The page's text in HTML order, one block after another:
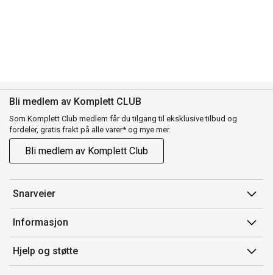
Bli medlem av Komplett CLUB
Som Komplett Club medlem får du tilgang til eksklusive tilbud og
fordeler, gratis frakt på alle varer* og mye mer.
Bli medlem av Komplett Club
Snarveier
Min side
Ordreoversikt
Flex
Informasjon
Salgsbetingelser
Medlemsvilkår for Komplett Club
Hjelp og støtte